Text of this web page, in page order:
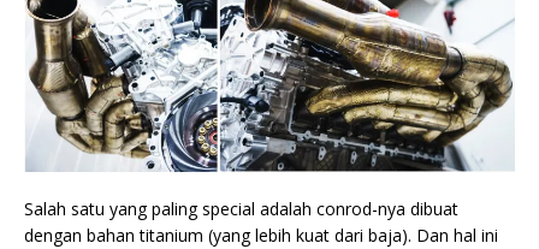
Salah satu yang paling special adalah conrod-nya dibuat
dengan bahan titanium (yang lebih kuat dari baja). Dan hal ini